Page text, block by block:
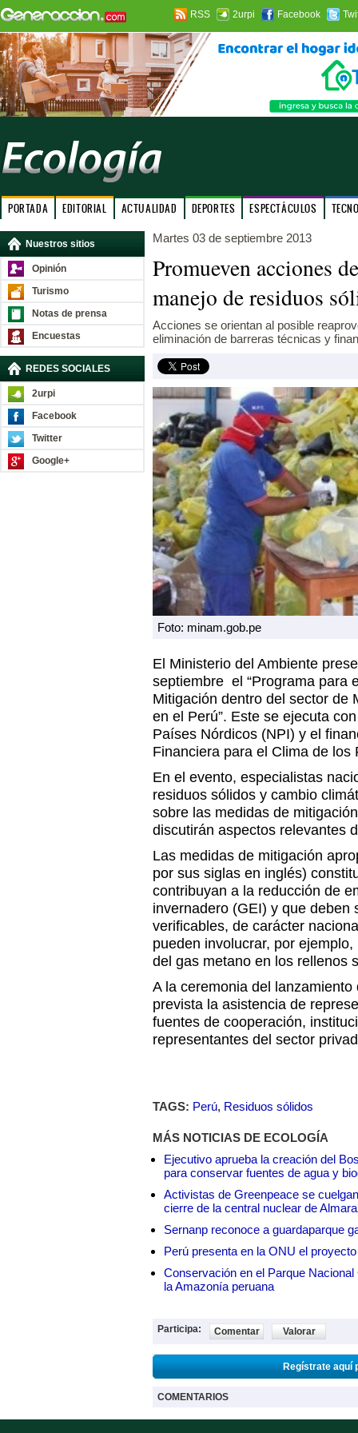
RSS 2urpi Facebook
PORTADA EDITORIAL ACTUALIDAD DEPORTES ESPECTÁCULOS
Nuestros sitios
Opinión
Turismo
Notas de prensa
Encuestas
REDES SOCIALES
2urpi
Facebook
Twitter
Google+
Martes 03 de septiembre 2013
Promueven acciones
manejo de residuos
Acciones se orientan al posible
eliminación de barreras técnicas y
Foto: minam.gob.pe
El Ministerio del Ambiente
septiembre el “Programa para
Mitigación dentro del sector de
en el Perú”. Este se ejecuta
Países Nórdicos (NPI) y el
Financiera para el Clima de
En el evento, especialistas
residuos sólidos y cambio
sobre las medidas de
discutirán aspectos relevantes
Las medidas de mitigación
por sus siglas en inglés)
contribuyan a la reducción de
invernadero (GEI) y que deben
verificables, de carácter
pueden involucrar, por
del gas metano en los rellenos
A la ceremonia del
prevista la asistencia de
fuentes de cooperación,
representantes del sector
TAGS: Perú, Residuos sólidos
MÁS NOTICIAS DE ECOLOGÍA
Ejecutivo aprueba la creación del
para conservar fuentes de agua y
Activistas de Greenpeace se
cierre de la central nuclear de
Sernanp reconoce a guardaparque
Perú presenta en la ONU el
Conservación en el Parque
la Amazonía peruana
Participa: Comentar Valorar
Regístrate aquí
COMENTARIOS